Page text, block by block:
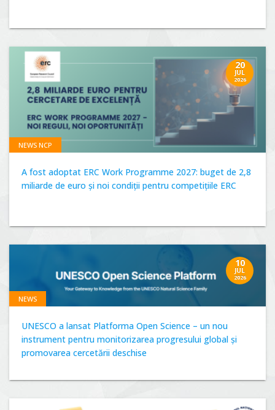
20
JUL
2026
NEWS NCP
A fost adoptat ERC Work Programme 2027: buget de 2,8
miliarde de euro și noi condiții pentru competițiile ERC
10
JUL
2026
NEWS
UNESCO a lansat Platforma Open Science – un nou
instrument pentru monitorizarea progresului global și
promovarea cercetării deschise